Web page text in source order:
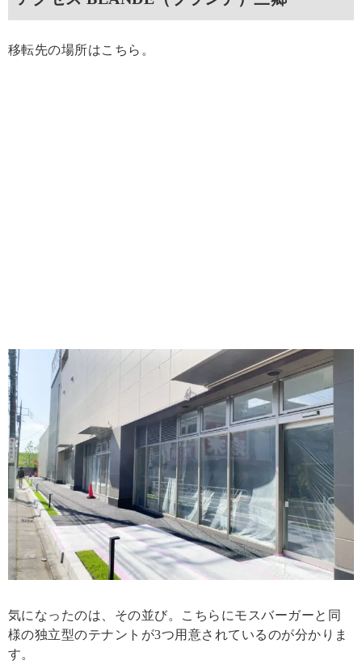
移転先の場所はこちら。
気になったのは、その並び。こちらにモスバーガーと同
様の独立型のテナントが3つ用意されているのが分かりま
す。